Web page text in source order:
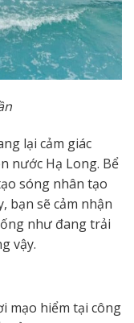
lại cảm giác
nước Hạ Long. Bể
sóng nhân tạo
bạn sẽ cảm nhận
như đang trải
vậy.
mạo hiểm tại công